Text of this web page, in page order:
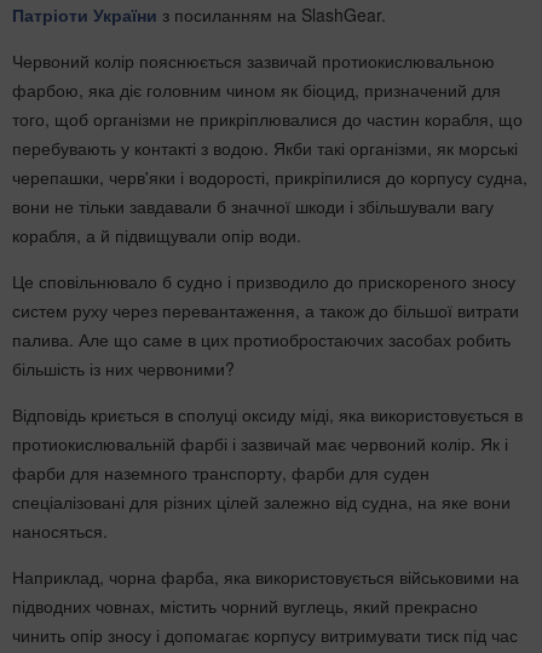
Патріоти України з посиланням на SlashGear.
Червоний колір пояснюється зазвичай протиокислювальною
фарбою, яка діє головним чином як біоцид, призначений для
того, щоб організми не прикріплювалися до частин корабля, що
перебувають у контакті з водою. Якби такі організми, як морські
черепашки, черв'яки і водорості, прикріпилися до корпусу судна,
вони не тільки завдавали б значної шкоди і збільшували вагу
корабля, а й підвищували опір води.
Це сповільнювало б судно і призводило до прискореного зносу
систем руху через перевантаження, а також до більшої витрати
палива. Але що саме в цих протиобростаючих засобах робить
більшість із них червоними?
Відповідь криється в сполуці оксиду міді, яка використовується в
протиокислювальній фарбі і зазвичай має червоний колір. Як і
фарби для наземного транспорту, фарби для суден
спеціалізовані для різних цілей залежно від судна, на яке вони
наносяться.
Наприклад, чорна фарба, яка використовується військовими на
підводних човнах, містить чорний вуглець, який прекрасно
чинить опір зносу і допомагає корпусу витримувати тиск під час